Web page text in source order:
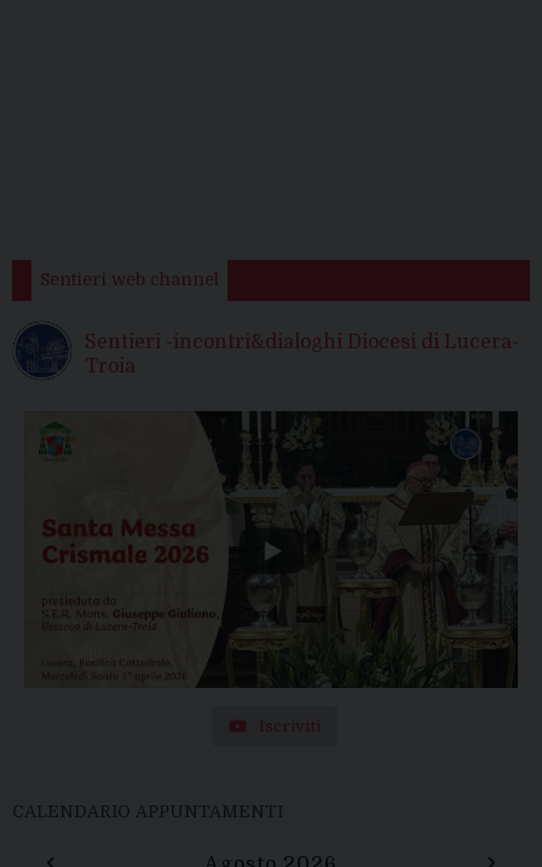
Sentieri web channel
Sentieri -incontri&dialoghi Diocesi di Lucera-
Troia
Iscriviti
CALENDARIO APPUNTAMENTI